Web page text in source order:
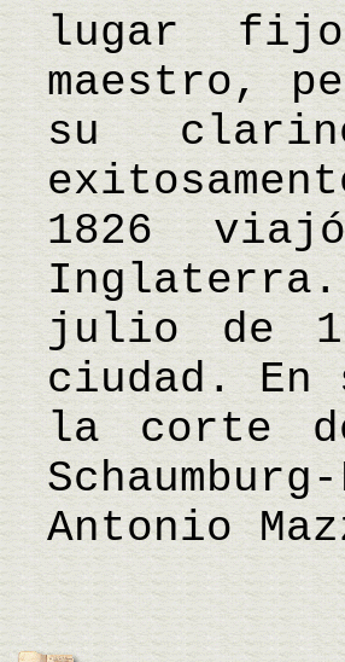
lugar fijo
maestro,
su
1826
julio de
ciudad. En
la corte
Antonio